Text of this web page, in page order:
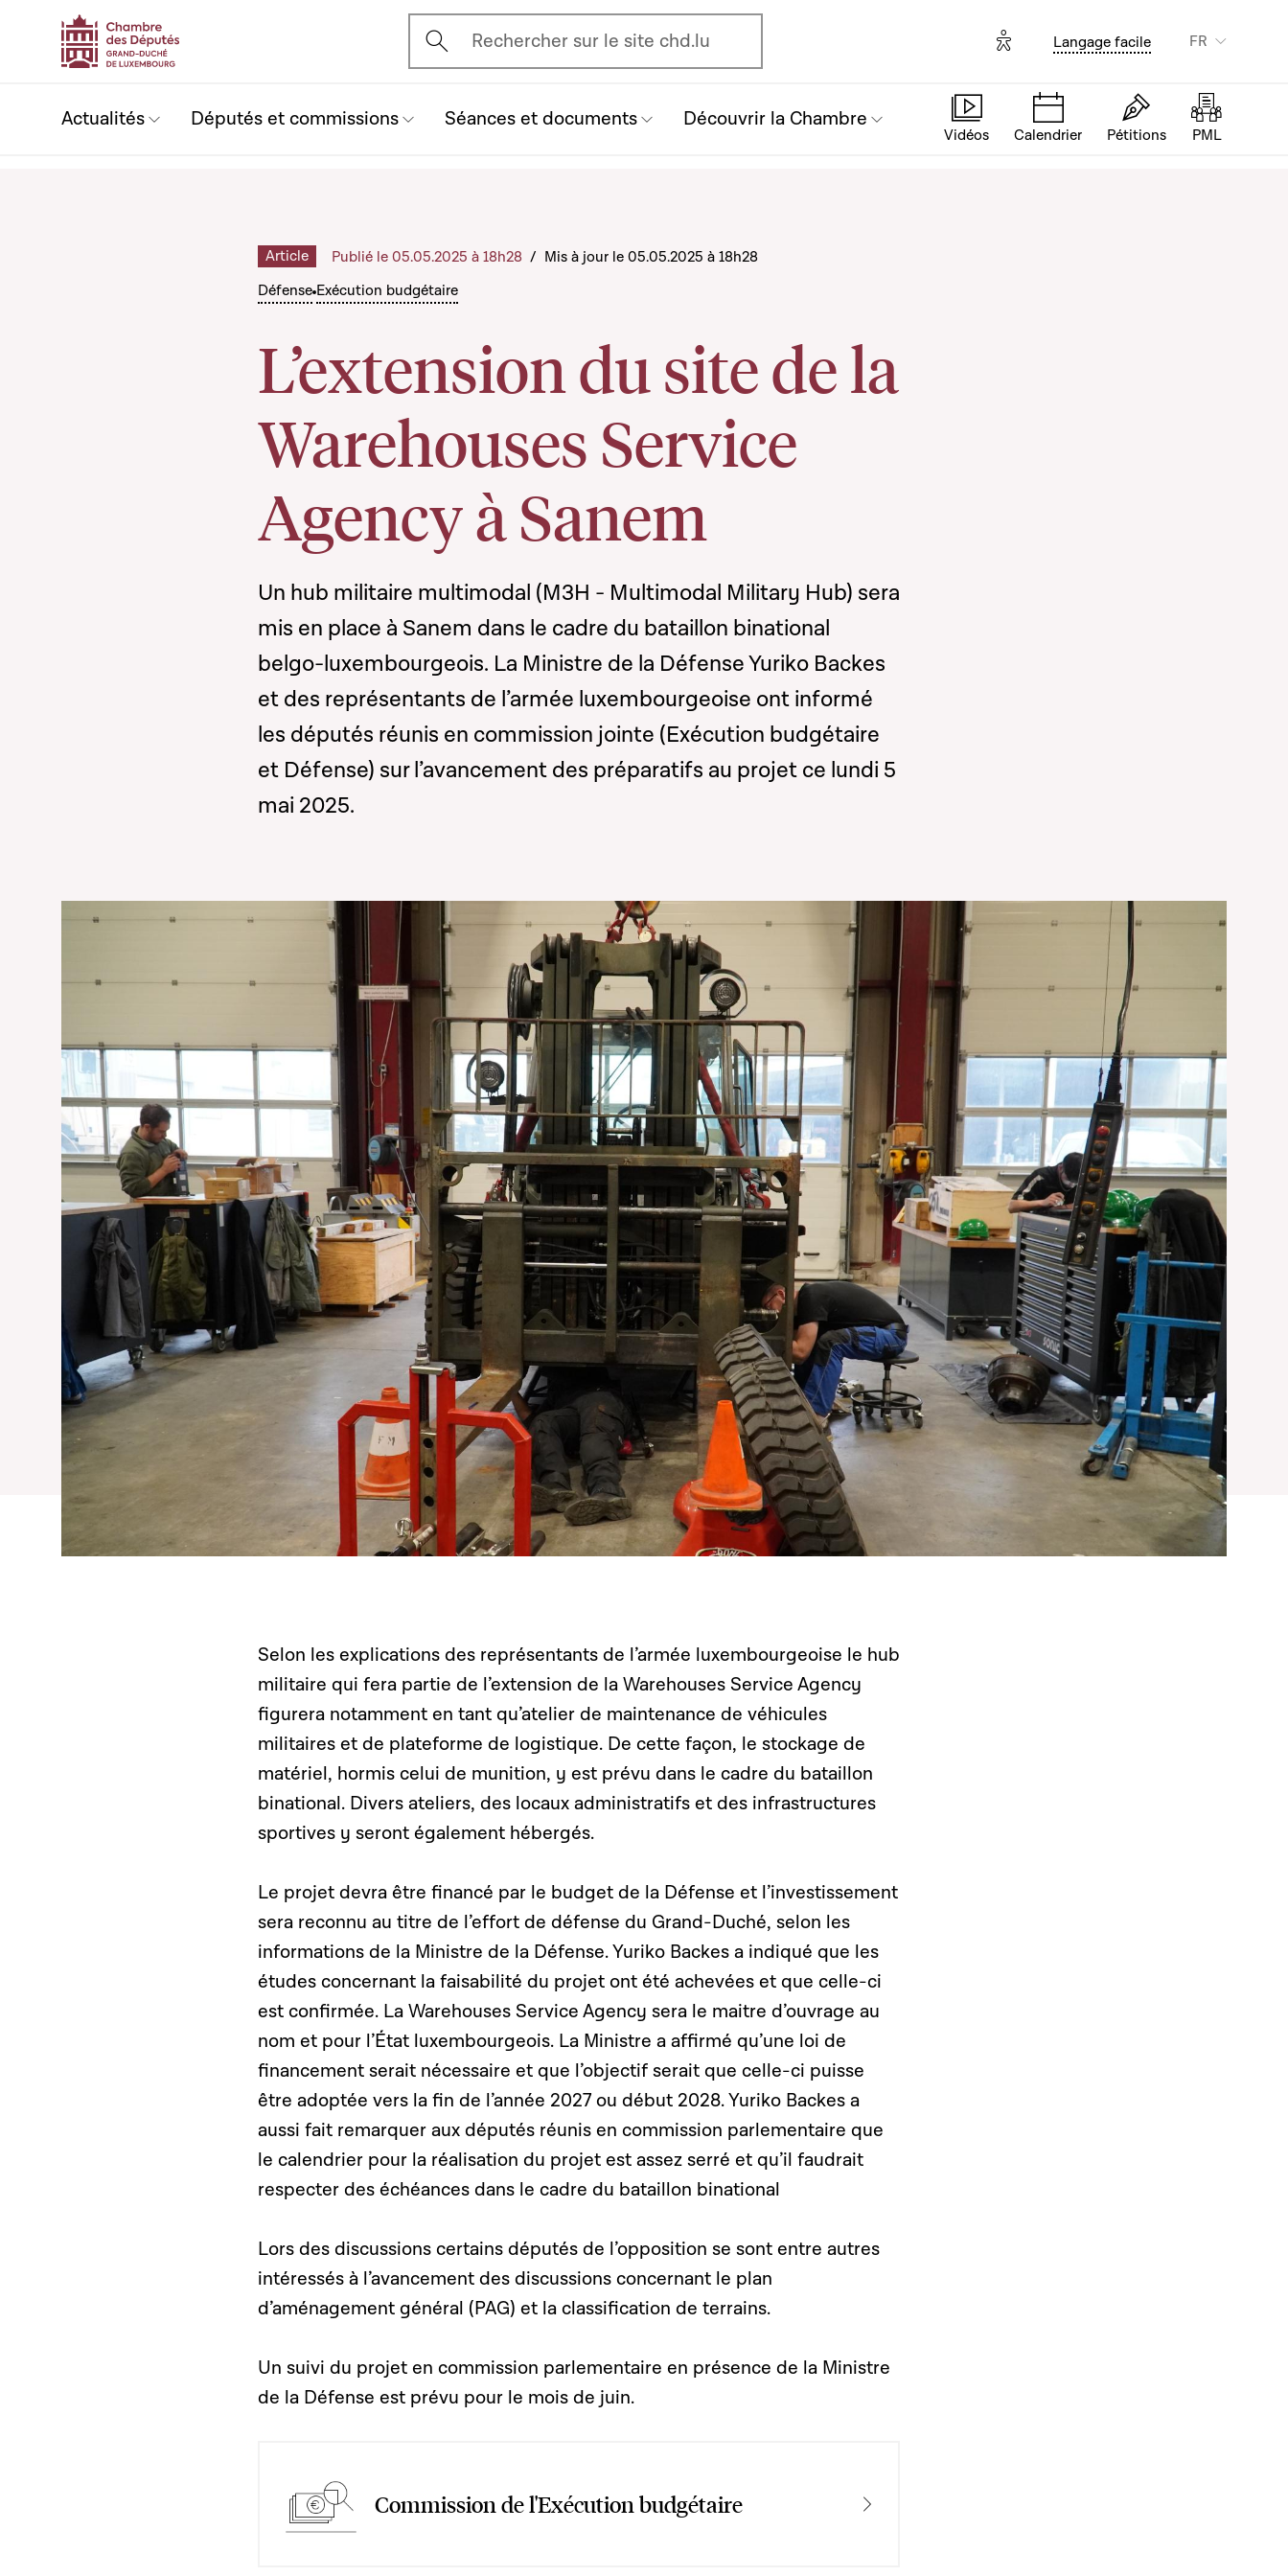
Ouvrir l'écran de recherche
Rechercher sur le site chd.lu Options d'accessibilité
Langage facile FR
Actualités Députés et commissions Séances et documents Découvrir la Chambre
Vidéos Calendrier Pétitions PML
Défense Exécution budgétaire
L’extension du site de la
Warehouses Service
Agency à Sanem
Article Publié le 05.05.2025 à 18h28 / Mis à jour le 05.05.2025 à 18h28
Un hub militaire multimodal (M3H - Multimodal Military Hub) sera
mis en place à Sanem dans le cadre du bataillon binational
belgo-luxembourgeois. La Ministre de la Défense Yuriko Backes
et des représentants de l’armée luxembourgeoise ont informé
les députés réunis en commission jointe (Exécution budgétaire
et Défense) sur l’avancement des préparatifs au projet ce lundi 5
mai 2025.
Selon les explications des représentants de l’armée luxembourgeoise le hub
militaire qui fera partie de l’extension de la Warehouses Service Agency
figurera notamment en tant qu’atelier de maintenance de véhicules
militaires et de plateforme de logistique. De cette façon, le stockage de
matériel, hormis celui de munition, y est prévu dans le cadre du bataillon
binational. Divers ateliers, des locaux administratifs et des infrastructures
sportives y seront également hébergés.
Le projet devra être financé par le budget de la Défense et l’investissement
sera reconnu au titre de l’effort de défense du Grand-Duché, selon les
informations de la Ministre de la Défense. Yuriko Backes a indiqué que les
études concernant la faisabilité du projet ont été achevées et que celle-ci
est confirmée. La Warehouses Service Agency sera le maitre d’ouvrage au
nom et pour l’État luxembourgeois. La Ministre a affirmé qu’une loi de
financement serait nécessaire et que l’objectif serait que celle-ci puisse
être adoptée vers la fin de l’année 2027 ou début 2028. Yuriko Backes a
aussi fait remarquer aux députés réunis en commission parlementaire que
le calendrier pour la réalisation du projet est assez serré et qu’il faudrait
respecter des échéances dans le cadre du bataillon binational
Lors des discussions certains députés de l’opposition se sont entre autres
intéressés à l’avancement des discussions concernant le plan
d’aménagement général (PAG) et la classification de terrains.
Un suivi du projet en commission parlementaire en présence de la Ministre
de la Défense est prévu pour le mois de juin.
Commission de l'Exécution budgétaire